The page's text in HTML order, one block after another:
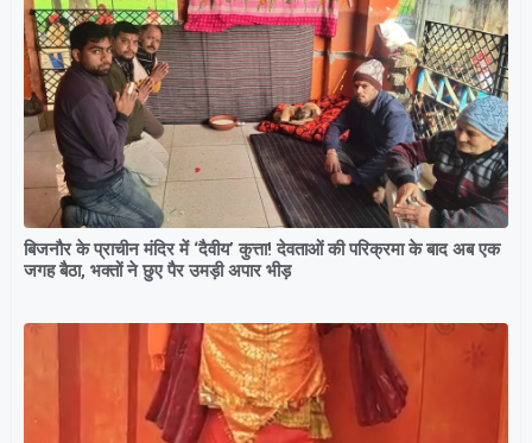
बिजनौर के प्राचीन मंदिर में ‘दैवीय’ कुत्ता! देवताओं की परिक्रमा के बाद अब एक
जगह बैठा, भक्तों ने छुए पैर उमड़ी अपार भीड़